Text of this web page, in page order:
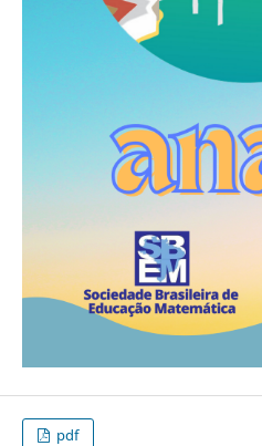
pdf